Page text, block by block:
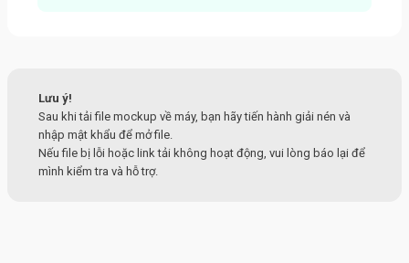
Lưu ý!
Sau khi tải file mockup về máy, bạn hãy tiến hành giải nén và
nhập mật khẩu để mở file.
Nếu file bị lỗi hoặc link tải không hoạt động, vui lòng báo lại để
mình kiểm tra và hỗ trợ.